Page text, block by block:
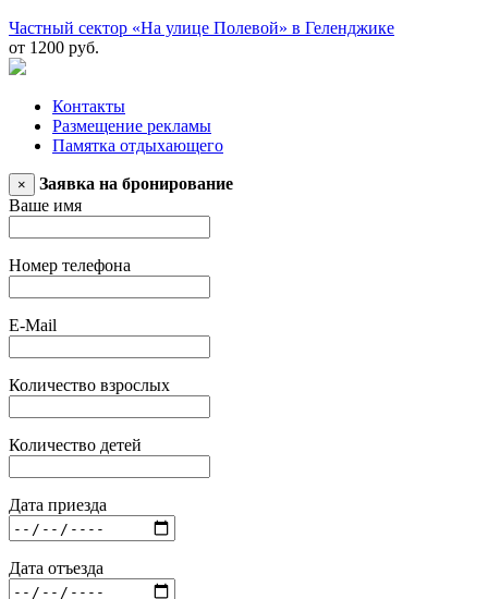
Частный сектор «На улице Полевой» в Геленджике
от 1200 руб.
Контакты
Размещение рекламы
Памятка отдыхающего
×
Заявка на бронирование
Ваше имя
Номер телефона
E-Mail
Количество взрослых
Количество детей
Дата приезда
Дата отъезда